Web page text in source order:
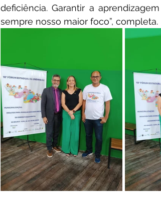
deficiência. Garantir a
sempre nosso maior foco”, completa.